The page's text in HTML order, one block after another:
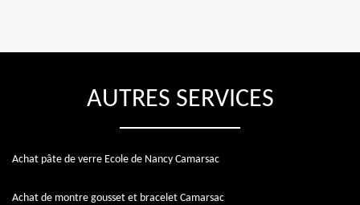
AUTRES SERVICES
Achat pâte de verre Ecole de Nancy Camarsac
Achat de montre gousset et bracelet Camarsac